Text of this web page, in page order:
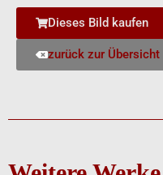
Dieses Bild kaufen
zurück zur Übersicht